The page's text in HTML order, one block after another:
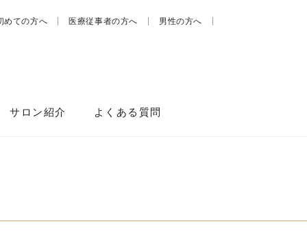
めての方へ 医療従事者の方へ 男性の方へ
サロン紹介 よくある質問